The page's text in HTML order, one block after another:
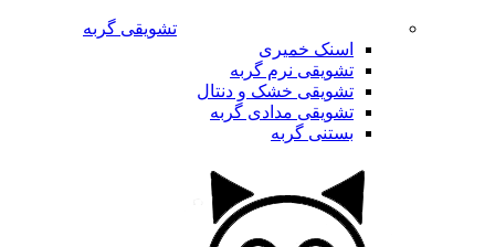
تشویقی گربه
اسنک خمیری
تشویقی نرم گربه
تشویقی خشک و دنتال
تشویقی مدادی گربه
بستنی گربه